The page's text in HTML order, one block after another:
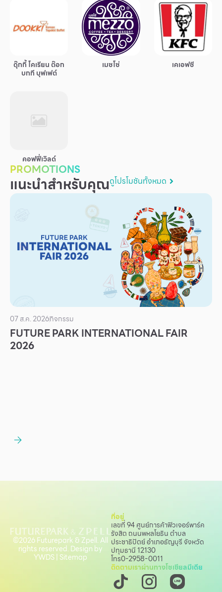
Superstores
กิจกรรมและโปรโมชั่น
เพื่อสังคม
ฟิวเจอร์ซิตี้
ผู้เช่าพื้นที่
ร่วมงานกับเรา
สิทธิประโยชน์ที่ฟิวเจอร์พาร์ค
ดุ๊กกี้ โคเรียน ต๊อก
บกกี บุฟเฟต์
เมซโซ่ เคเอฟซี
คอฟฟี่เวิลด์
PROMOTIONS
แนะนำสำหรับคุณดูโปรโมชันทั้งหมด
07 ส.ค. 2026กิจกรรม
FUTURE PARK INTERNATIONAL FAIR
2026
ที่อยู่
เลขที่ 94 ศูนย์การค้าฟิวเจอร์พาร์ค
รังสิต ถนนพหลโยธิน ตำบล
ประชาธิปัตย์ อำเภอธัญบุรี จังหวัด
ปทุมธานี 12130
โทร0-2958-0011
ติดตามเราผ่านทางโซเชียลมีเดีย
©2026 Futurepark & Zpell. All
rights reserved. Design by
YWDS| Sitemap